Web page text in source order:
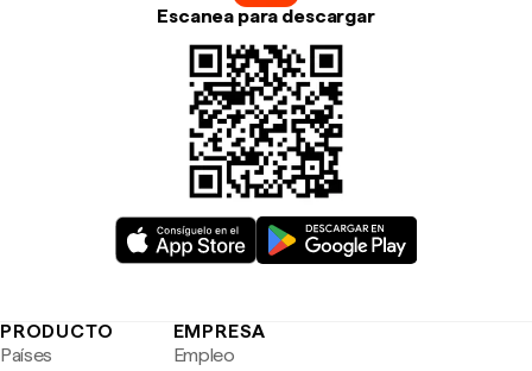
Escanea para descargar
PRODUCTO
Países
EMPRESA
Empleo